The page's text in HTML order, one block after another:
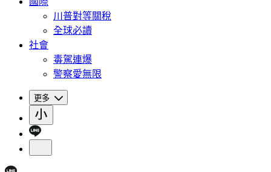
川普對等關稅
全球必讀
社會
毒駕連爆
警察愛無限
更多